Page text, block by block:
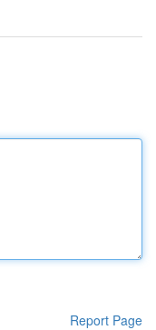
Report Page